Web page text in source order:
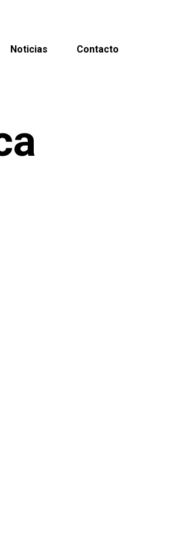
Noticias Contacto